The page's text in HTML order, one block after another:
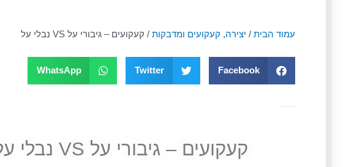
עמוד הבית / יצירה, קעקועים ומדבקות / קעקועים – גיבורי על VS נבלי על
Facebook
Twitter
WhatsApp
קעקועים – גיבורי על VS נבלי על